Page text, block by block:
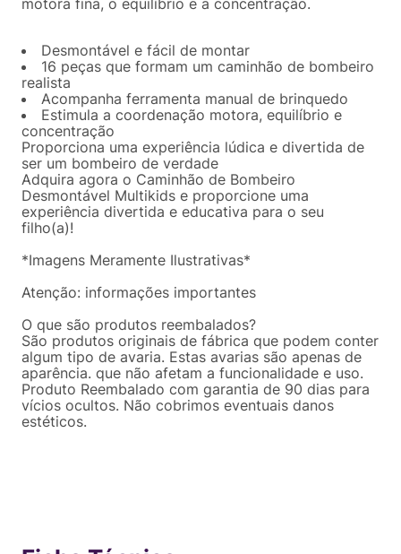
motora fina, o equilíbrio e a concentração.
Desmontável e fácil de montar
16 peças que formam um caminhão de bombeiro
realista
Acompanha ferramenta manual de brinquedo
Estimula a coordenação motora, equilíbrio e
concentração
Proporciona uma experiência lúdica e divertida de
ser um bombeiro de verdade
Adquira agora o Caminhão de Bombeiro
Desmontável Multikids e proporcione uma
experiência divertida e educativa para o seu
filho(a)!
*Imagens Meramente Ilustrativas*
Atenção: informações importantes
O que são produtos reembalados?
São produtos originais de fábrica que podem conter
algum tipo de avaria. Estas avarias são apenas de
aparência. que não afetam a funcionalidade e uso.
Produto Reembalado com garantia de 90 dias para
vícios ocultos. Não cobrimos eventuais danos
estéticos.